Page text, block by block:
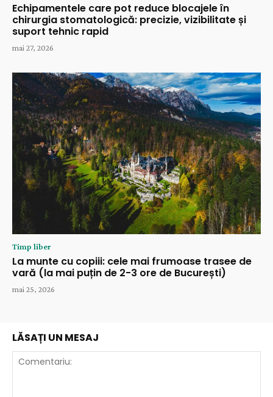
Echipamentele care pot reduce blocajele în
chirurgia stomatologică: precizie, vizibilitate și
suport tehnic rapid
mai 27, 2026
Timp liber
La munte cu copiii: cele mai frumoase trasee de
vară (la mai puțin de 2-3 ore de București)
mai 25, 2026
LĂSAȚI UN MESAJ